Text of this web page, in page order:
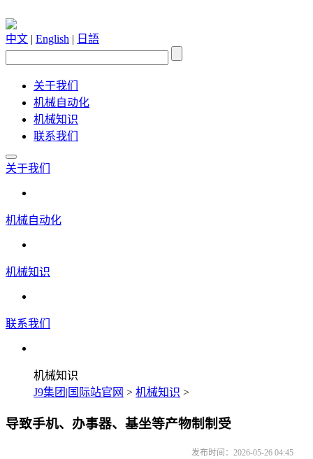
中文 | English | 日語
关于我们
机械自动化
机械知识
联系我们
关于我们
机械自动化
机械知识
联系我们
机械知识
J9集团|国际站官网 > 机械知识 >
导致手机、办事器、基坐等产物制制受
发布时间：2026-05-26 04:45